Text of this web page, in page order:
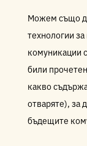
Можем също
технологии
комуникации
били
какво
отваряте), за
бъдещите